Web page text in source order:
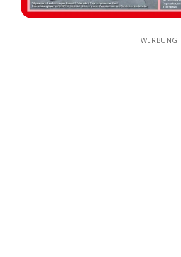
WERBUNG